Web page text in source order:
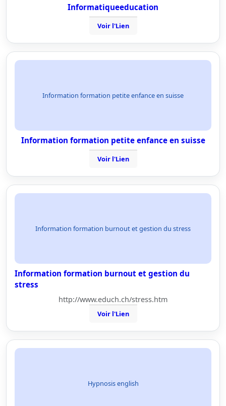
Informatiqueeducation
Voir l'Lien
Information formation petite enfance en suisse
Information formation petite enfance en suisse
Voir l'Lien
Information formation burnout et gestion du stress
Information formation burnout et gestion du
stress
http://www.educh.ch/stress.htm
Voir l'Lien
Hypnosis english